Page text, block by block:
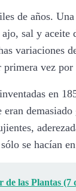
de años.
sal y
variaciones
vez por
en
se hacían
de las Plantas (7